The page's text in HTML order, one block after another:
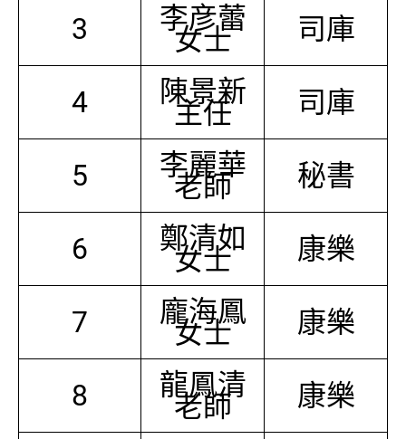
3 李彦蕾
女士 司庫
4 陳景新
主任 司庫
5 李麗華
老師 秘書
6 鄭清如
女士 康樂
7 龐海鳳
女士 康樂
8 龍鳳清
老師 康樂